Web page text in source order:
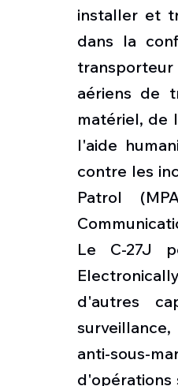
installer et
dans la
aériens de
matériel, de
l'aide
contre les
Patrol
Le C-27J
d'autres
anti-sous-
d'opérations